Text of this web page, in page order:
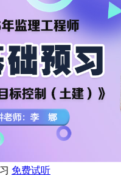
免费试听